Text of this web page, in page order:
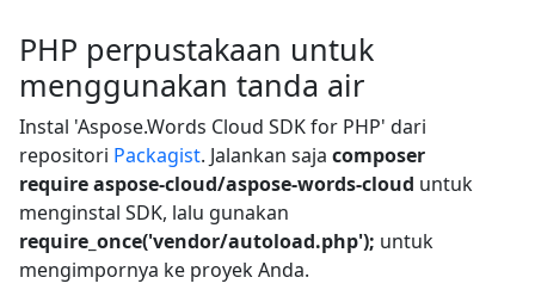
PHP perpustakaan untuk
menggunakan tanda air
Instal 'Aspose.Words Cloud SDK for PHP' dari
repositori Packagist. Jalankan saja composer
require aspose-cloud/aspose-words-cloud untuk
menginstal SDK, lalu gunakan
require_once('vendor/autoload.php'); untuk
mengimpornya ke proyek Anda.